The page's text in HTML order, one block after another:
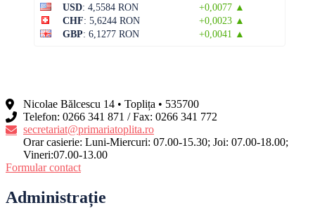
USD: 4,5584 RON
+0,0077 ▲
CHF: 5,6244 RON
+0,0023 ▲
GBP: 6,1277 RON +0,0041 ▲
Nicolae Bălcescu 14 • Toplița • 535700
Telefon: 0266 341 871 / Fax: 0266 341 772
secretariat@primariatoplita.ro
Orar casierie: Luni-Miercuri: 07.00-15.30; Joi: 07.00-18.00;
Vineri:07.00-13.00
Formular contact
Administrație